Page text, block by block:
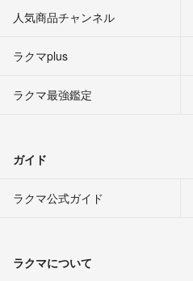
人気商品チャンネル
ラクマplus
ラクマ最強鑑定
ガイド
ラクマ公式ガイド
ラクマについて